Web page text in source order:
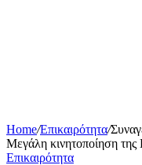
Home/Επικαιρότητα/
Μεγάλη κινητοποίηση της
Επικαιρότητα